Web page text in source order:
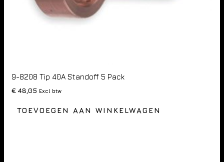
9-8208 Tip 40A Standoff 5 Pack
€ 48,05 Excl btw
TOEVOEGEN AAN WINKELWAGEN